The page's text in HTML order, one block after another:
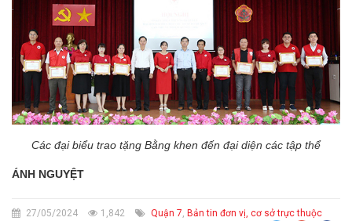
Các đại biểu trao tặng Bằng khen đến đại diện các tập thể
ÁNH NGUYỆT
27/05/2024 1,842 Quận 7, Bản tin đơn vị, cơ sở trực thuộc